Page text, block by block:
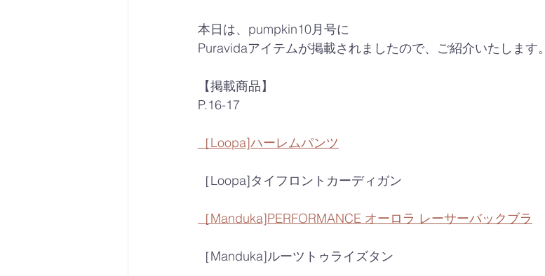
本日は、pumpkin10月号に
Puravidaアイテムが掲載されましたので、ご紹介いたします。
【掲載商品】
P.16-17
［Loopa]ハーレムパンツ
［Loopa]タイフロントカーディガン
［Manduka]PERFORMANCE オーロラ レーサーバックブラ
［Manduka]ルーツトゥライズタン